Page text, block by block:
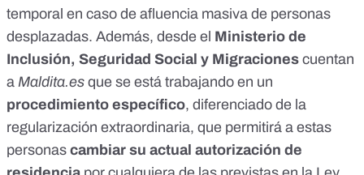
temporal en caso de afluencia masiva de personas
desplazadas. Además, desde el Ministerio de
Inclusión, Seguridad Social y Migraciones cuentan
a Maldita.es que se está trabajando en un
procedimiento específico, diferenciado de la
regularización extraordinaria, que permitirá a estas
personas cambiar su actual autorización de